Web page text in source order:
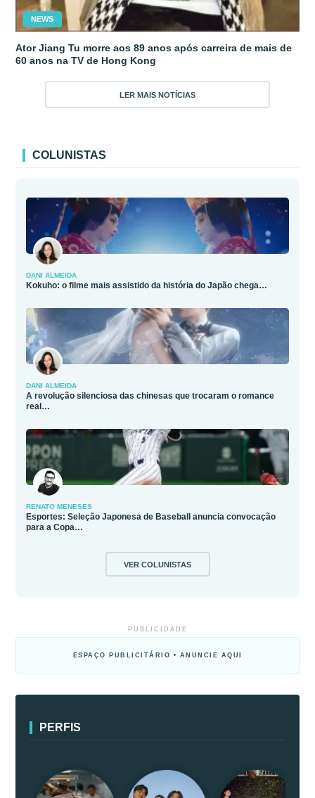
NEWS
Ator Jiang Tu morre aos 89 anos após carreira de mais de
60 anos na TV de Hong Kong
LER MAIS NOTÍCIAS
COLUNISTAS
DANI ALMEIDA
Kokuho: o filme mais assistido da história do Japão chega…
DANI ALMEIDA
A revolução silenciosa das chinesas que trocaram o romance
real…
RENATO MENESES
Esportes: Seleção Japonesa de Baseball anuncia convocação
para a Copa…
VER COLUNISTAS
PUBLICIDADE
ESPAÇO PUBLICITÁRIO • ANUNCIE AQUI
PERFIS